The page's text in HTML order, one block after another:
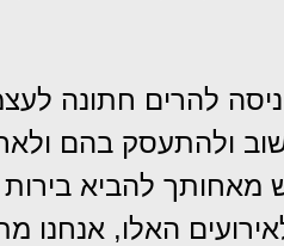
להרים חתונה
ולהתעסק בהם
מאחותך להביא
האלו, אנחנו